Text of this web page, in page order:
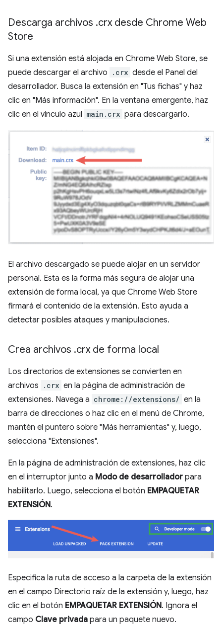
Descarga archivos .crx desde Chrome Web
Store
Si una extensión está alojada en Chrome Web Store, se
puede descargar el archivo
.crx desde el Panel del
desarrollador. Busca la extensión en "Tus fichas" y haz
clic en "Más información". En la ventana emergente, haz
clic en el vínculo azul main.crx para descargarlo.
El archivo descargado se puede alojar en un servidor
personal. Esta es la forma más segura de alojar una
extensión de forma local, ya que Chrome Web Store
firmará el contenido de la extensión. Esto ayuda a
detectar posibles ataques y manipulaciones.
Crea archivos .crx de forma local
Los directorios de extensiones se convierten en
archivos
.crx en la página de administración de
extensiones. Navega a chrome://extensions/ en la
barra de direcciones o haz clic en el menú de Chrome,
mantén el puntero sobre "Más herramientas" y, luego,
selecciona "Extensiones".
En la página de administración de extensiones, haz clic
en el interruptor junto a Modo de desarrollador para
habilitarlo. Luego, selecciona el botón EMPAQUETAR
EXTENSIÓN.
Especifica la ruta de acceso a la carpeta de la extensión
en el campo Directorio raíz de la extensión y, luego, haz
clic en el botón EMPAQUETAR EXTENSIÓN. Ignora el
campo Clave privada para un paquete nuevo.